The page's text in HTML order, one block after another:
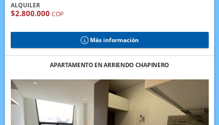
ALQUILER
$2.800.000 COP
Más información
APARTAMENTO EN ARRIENDO CHAPINERO